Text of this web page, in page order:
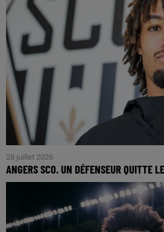
28 juillet 2026
ANGERS SCO. UN DÉFENSEUR QUITTE